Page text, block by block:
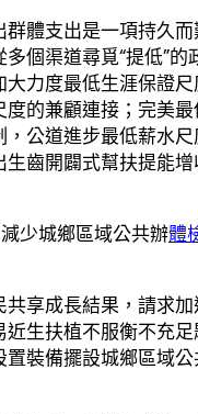
群體支出是一項持久
個渠道尋覓“提低”的
大力度最低生涯保證
度的兼顧連接；完美
公道進步最低薪水尺
生齒開闢式幫扶提能
少城鄉區域公共辦體
共享成長結果，請求
近生扶植不服衡不充
置裝備擺設城鄉區域